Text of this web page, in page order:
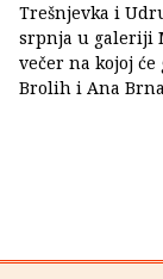
Trešnjevka i
srpnja u galeriji
večer na kojoj
Brolih i Ana